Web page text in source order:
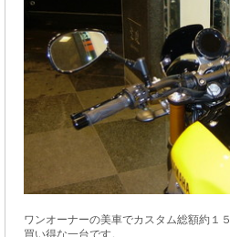
ワンオーナーの美車でカスタム総額約１
買い得な一台です。